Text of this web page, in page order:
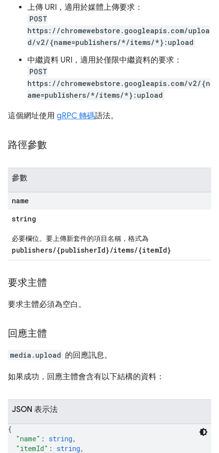
上傳 URI，適用於媒體上傳要求：
POST
https://chromewebstore.googleapis.com/uploa
d/v2/{name=publishers/*/items/*}:upload
中繼資料 URI，適用於僅限中繼資料的要求：
POST
https://chromewebstore.googleapis.com/v2/{n
ame=publishers/*/items/*}:upload
這個網址使用 gRPC 轉碼語法。
路徑參數
參數
name
string
必要欄位。要上傳新套件的項目名稱，格式為
publishers/{publisherId}/items/{itemId}
要求主體
要求主體必須為空白。
回應主體
media.upload 的回應訊息。
如果成功，回應主體會含有以下結構的資料：
JSON 表示法
{
"name" : string,
"itemId" : string,